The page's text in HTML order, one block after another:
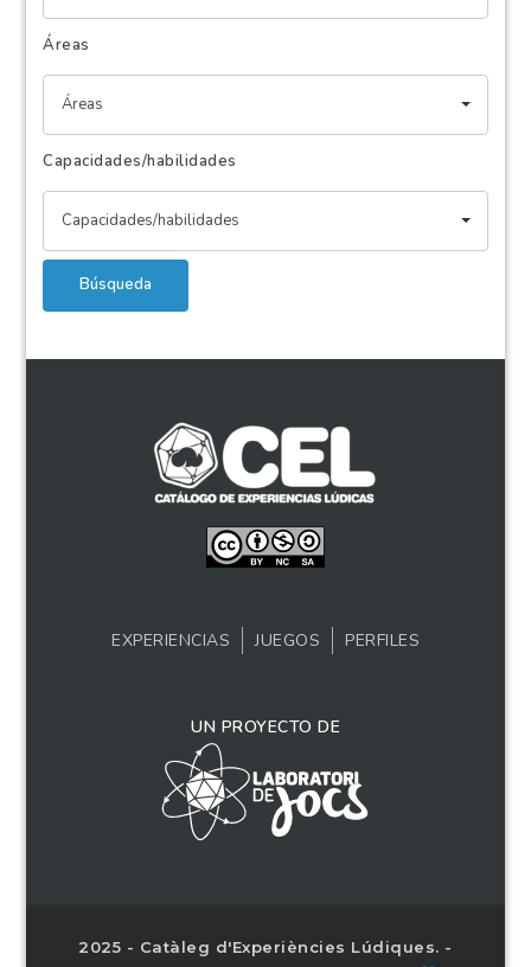
Áreas
Áreas
Capacidades/habilidades
Capacidades/habilidades
Búsqueda
EXPERIENCIAS JUEGOS PERFILES
UN PROYECTO DE
2025 - Catàleg d'Experiències Lúdiques. -